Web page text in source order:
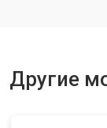
Другие